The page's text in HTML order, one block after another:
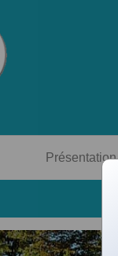
Présentation